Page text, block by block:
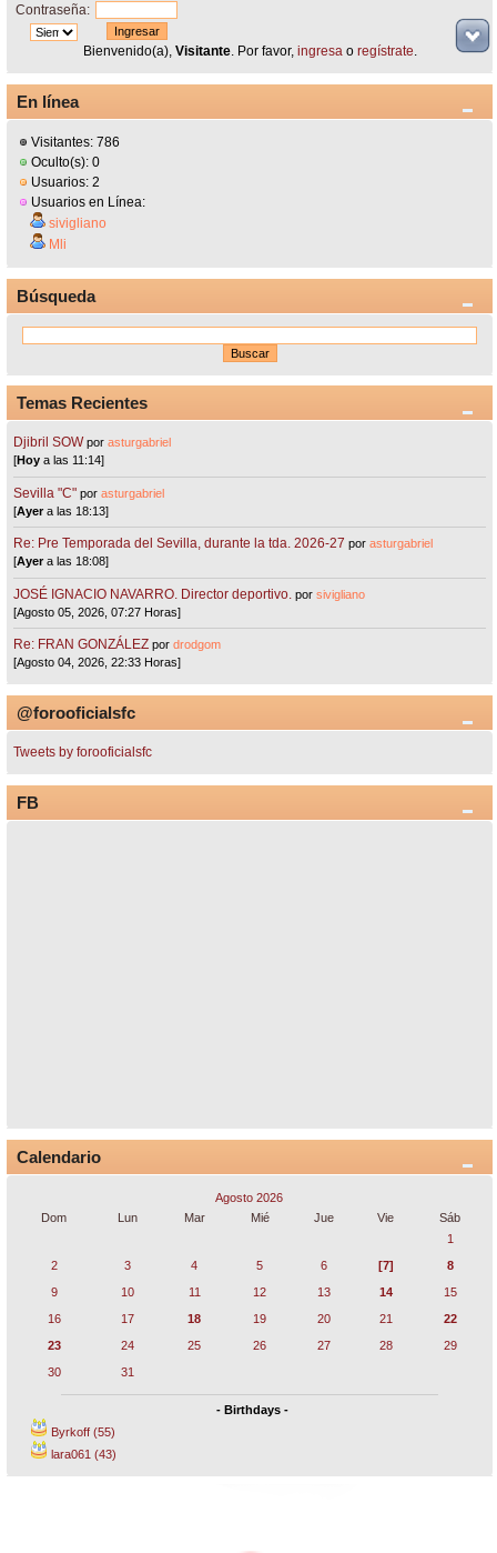
Contraseña:
Bienvenido(a), Visitante. Por favor, ingresao regístrate.
En línea
Visitantes: 786
Oculto(s): 0
Usuarios: 2
Usuarios en Línea:
sivigliano
Mli
Búsqueda
Temas Recientes
Djibril SOW porasturgabriel
[Hoy a las 11:14]
Sevilla "C"porasturgabriel
[Ayera las 18:13]
Re: Pre Temporada del Sevilla, durante la tda. 2026-27 porasturgabriel
[Ayera las 18:08]
JOSÉ IGNACIO NAVARRO. Director deportivo. porsivigliano
[Agosto 05, 2026, 07:27 Horas]
Re: FRAN GONZÁLEZ pordrodgom
[Agosto 04, 2026, 22:33 Horas]
@forooficialsfc
Tweets by forooficialsfc
FB
Calendario
Agosto 2026
Dom
Lun Mar Mié Jue Vie
Sáb
1
2
3 4 5 6 [7]
8
9
10 11 12 13 14
15
16
17 18 19 20 21
22
23
24 25 26 27 28
29
30
31
- Birthdays -
Byrkoff (55)
lara061 (43)